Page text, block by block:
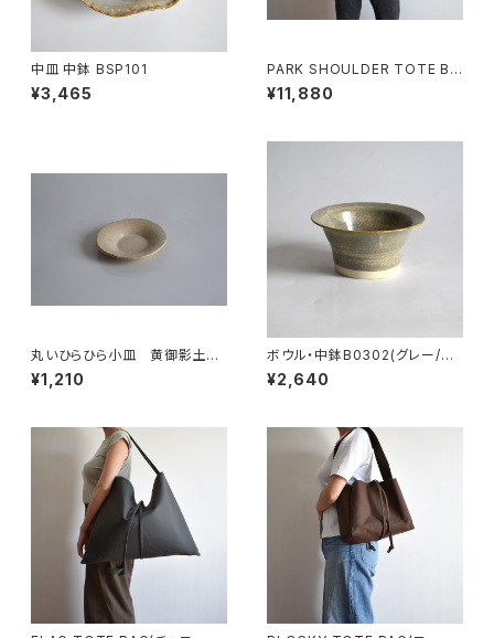
中皿 中鉢 BSP101
¥3,465
PARK SHOULDER TOTE BA
G (マットブラウン)
¥11,880
丸いひらひら小皿 黄御影土×
白失透釉
¥1,210
ボウル・中鉢B0302(グレー/ベ
ージュ)
¥2,640